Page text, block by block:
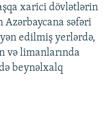
xarici dövlətlərin
səfəri
edilmiş yerlərdə,
və limanlarında
beynəlxalq